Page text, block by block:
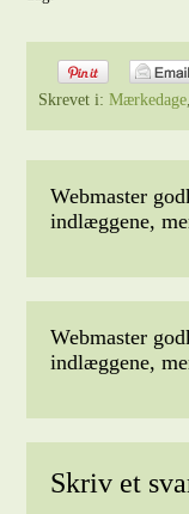
Skrevet i:Mærkedage
Webmaster
indlæggene,
Webmaster
indlæggene,
Skriv et